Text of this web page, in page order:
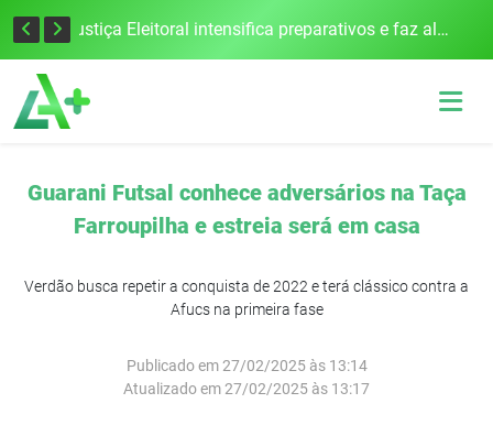
Escolas da 21ª CRE se destacam no IDEB com altos índices e avanços Justiça Eleitoral intensifica preparativos e faz alertas para as Eleições 2026 na 94ª Zona Eleitoral
Guarani Futsal conhece adversários na Taça
Farroupilha e estreia será em casa
Verdão busca repetir a conquista de 2022 e terá clássico contra a
Afucs na primeira fase
Publicado em 27/02/2025 às 13:14
Atualizado em 27/02/2025 às 13:17